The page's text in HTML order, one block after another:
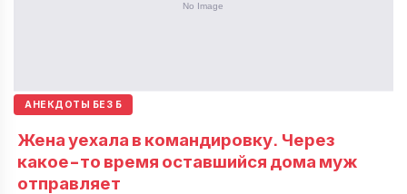
АНЕКДОТЫ БЕЗ Б
Жена уехала в командировку. Через
какое-то время оставшийся дома муж
отправляет